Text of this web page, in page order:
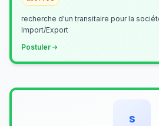
recherche d'un transitaire pour la
Import/Export
Postuler
s